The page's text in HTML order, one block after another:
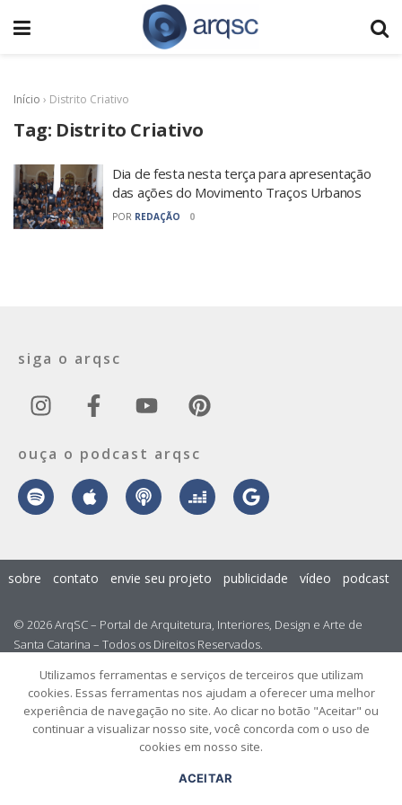
Início › Distrito Criativo
Tag: Distrito Criativo
Dia de festa nesta terça para apresentação
das ações do Movimento Traços Urbanos
POR REDAÇÃO 0
siga o arqsc
ouça o podcast arqsc
© 2026 ArqSC – Portal de Arquitetura, Interiores, Design e Arte de
Santa Catarina – Todos os Direitos Reservados.
sobre contato envie seu projeto publicidade vídeo podcast
Utilizamos ferramentas e serviços de terceiros que utilizam
cookies. Essas ferramentas nos ajudam a oferecer uma melhor
experiência de navegação no site. Ao clicar no botão "Aceitar" ou
continuar a visualizar nosso site, você concorda com o uso de
cookies em nosso site.
ACEITAR